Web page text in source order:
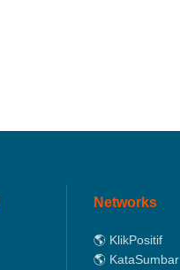
Networks
🌎 KlikPositif
🌎 KataSumbar